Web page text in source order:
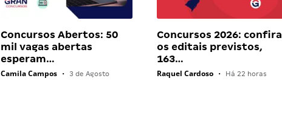
Concursos Abertos: 50
mil vagas abertas
esperam…
Camila Campos • 3 de Agosto
Concursos 2026: confira
os editais previstos,
163…
Raquel Cardoso • Há 22 horas